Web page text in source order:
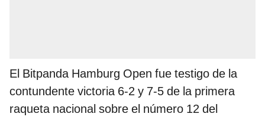
El Bitpanda Hamburg Open fue testigo de la
contundente victoria 6-2 y 7-5 de la primera
raqueta nacional sobre el número 12 del